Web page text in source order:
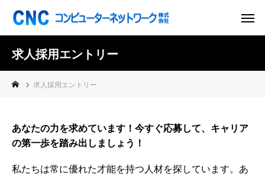
求人採用エントリー
求人採用エントリー
あなたの力を求めています！今すぐ応募して、キャリア
の第一歩を踏み出しましょう！
私たちは常に優れた才能を持つ人材を探しています。あ